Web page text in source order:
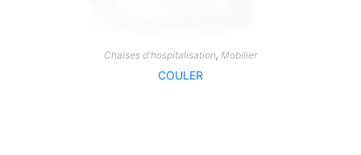
Chaises d'hospitalisation, Mobilier
COULER